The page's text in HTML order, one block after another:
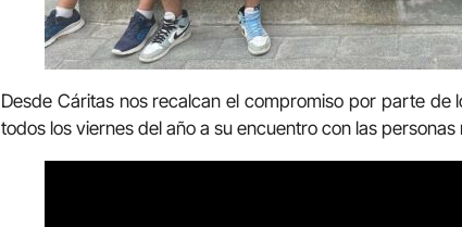
Desde Cáritas nos recalcan el compromiso por parte de
todos los viernes del año a su encuentro con las